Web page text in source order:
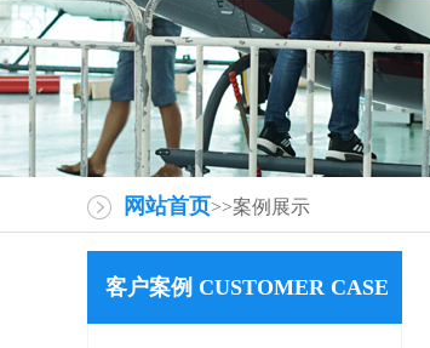
网站首页>>案例展示
客户案例 CUSTOMER CASE